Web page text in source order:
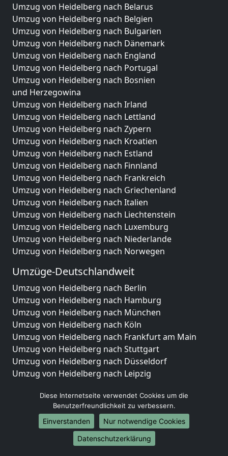
Umzug von Heidelberg nach Belarus
Umzug von Heidelberg nach Belgien
Umzug von Heidelberg nach Bulgarien
Umzug von Heidelberg nach Dänemark
Umzug von Heidelberg nach England
Umzug von Heidelberg nach Portugal
Umzug von Heidelberg nach Bosnien
und Herzegowina
Umzug von Heidelberg nach Irland
Umzug von Heidelberg nach Lettland
Umzug von Heidelberg nach Zypern
Umzug von Heidelberg nach Kroatien
Umzug von Heidelberg nach Estland
Umzug von Heidelberg nach Finnland
Umzug von Heidelberg nach Frankreich
Umzug von Heidelberg nach Griechenland
Umzug von Heidelberg nach Italien
Umzug von Heidelberg nach Liechtenstein
Umzug von Heidelberg nach Luxemburg
Umzug von Heidelberg nach Niederlande
Umzug von Heidelberg nach Norwegen
Umzüge-Deutschlandweit
Umzug von Heidelberg nach Berlin
Umzug von Heidelberg nach Hamburg
Umzug von Heidelberg nach München
Umzug von Heidelberg nach Köln
Umzug von Heidelberg nach Frankfurt am Main
Umzug von Heidelberg nach Stuttgart
Umzug von Heidelberg nach Düsseldorf
Umzug von Heidelberg nach Leipzig
Umzug von Heidelberg nach Essen
Umzug von Heidelberg nach Bremen
Umzug von Heidelberg nach Dresden
Umzug von Heidelberg nach Hannover
Umzug von Heidelberg nach Nürnberg
Diese Internetseite verwendet Cookies um die
Benutzerfreundlichkeit zu verbessern.
Einverstanden
Nur notwendige Cookies
Datenschutzerklärung